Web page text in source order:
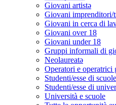
Giovani artistə
Giovani imprenditori/
Giovani in cerca di
Giovani over 18
Giovani under 18
Gruppi informali di
Neolaureatə
Operatori e operatrici
Studenti/esse di
Studenti/esse di
Università e scuole